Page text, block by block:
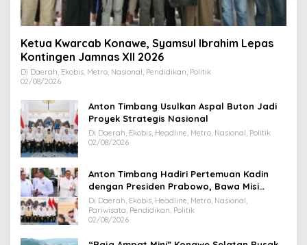
Ketua Kwarcab Konawe, Syamsul Ibrahim Lepas
Kontingen Jamnas XII 2026
Di Daerah, Ekobis, Metro, Nasional, Pendidikan, Politik
02/08/2026
Anton Timbang Usulkan Aspal Buton Jadi
Proyek Strategis Nasional
Di Daerah, Ekobis, Headline, Metro, Nasional, Politik
02/08/2026
Anton Timbang Hadiri Pertemuan Kadin
dengan Presiden Prabowo, Bawa Misi
Majukan Ekonomi Sultra
Di Daerah, Ekobis, Headline, Metro, Nasional,
Pariwisata, Pendidikan, Politik
02/08/2026